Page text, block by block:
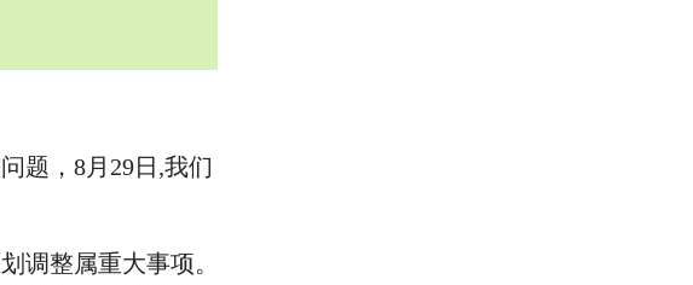
题，8月29日,我们
整属重大事项。